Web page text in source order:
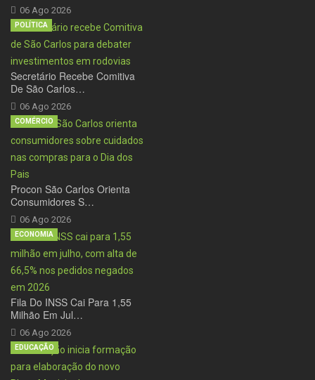
06 Ago 2026
Secretário Recebe Comitiva
De São Carlos…
06 Ago 2026
POLÍTICA
Procon São Carlos Orienta
Consumidores S…
06 Ago 2026
COMÉRCIO
Fila Do INSS Cai Para 1,55
Milhão Em Jul…
06 Ago 2026
ECONOMIA
EDUCAÇÃO